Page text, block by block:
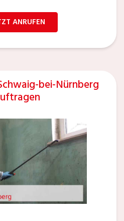
ANRUFEN
bei-Nürnberg